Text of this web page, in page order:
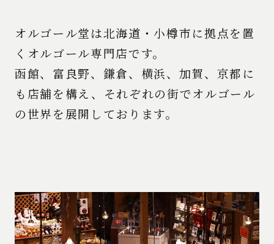
オルゴール堂は北海道・小樽市に拠点を置
くオルゴール専門店です。
函館、富良野、鎌倉、横浜、加賀、京都に
も店舗を構え、それぞれの街でオルゴール
の世界を展開しております。